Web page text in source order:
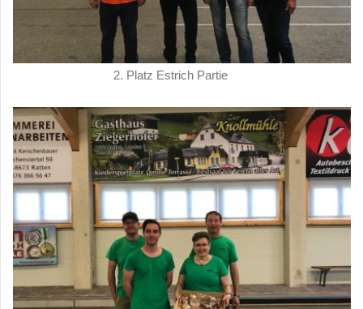
2. Platz Estrich Partie